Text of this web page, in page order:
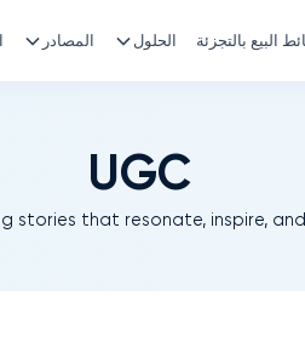
البيع بالتجزئة الحلول المصادر
UGC
stories that resonate, inspire,